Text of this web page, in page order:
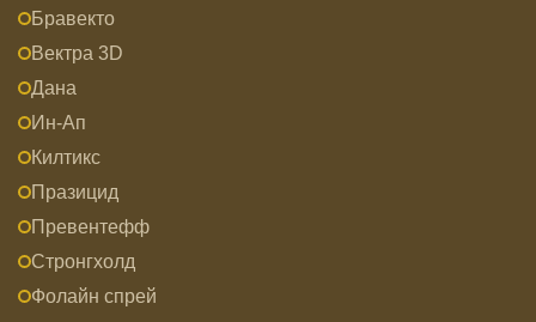
Бравекто
Вектра 3D
Дана
Ин-Ап
Килтикс
Празицид
Превентефф
Стронгхолд
Фолайн спрей